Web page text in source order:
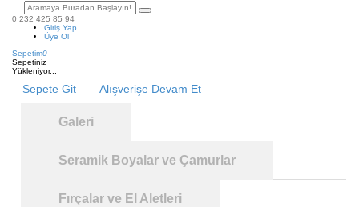
0 232 425 85 94
Giriş Yap
Üye Ol
Sepetim0
Sepetiniz
Yükleniyor...
Sepete Git Alışverişe Devam Et
Galeri
Seramik Boyalar ve Çamurlar
Fırçalar ve El Aletleri